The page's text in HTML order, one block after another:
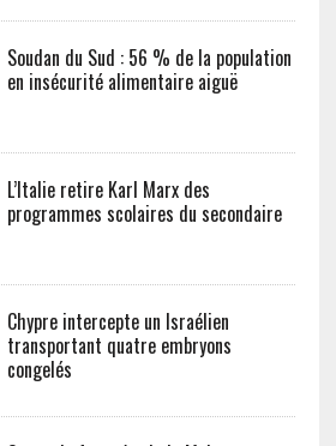
Soudan du Sud : 56 % de la population
en insécurité alimentaire aiguë
L’Italie retire Karl Marx des
programmes scolaires du secondaire
Chypre intercepte un Israélien
transportant quatre embryons
congelés